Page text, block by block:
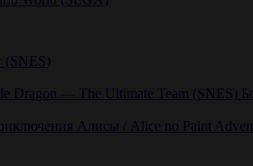
(SNES)
Алисы / Alice no Paint